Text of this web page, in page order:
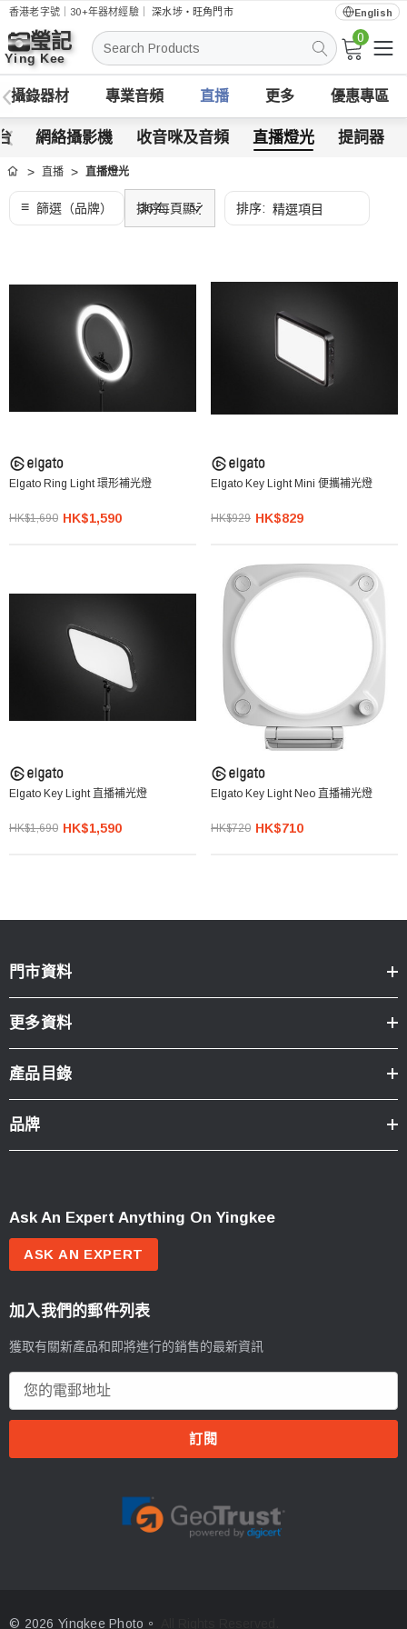
香港老字號｜30+年器材經驗｜深水埗・旺角門市 English
搜
索
0
攝錄器材 專業音頻 直播 更多 優惠專區
網絡攝影機 收音咪及音頻 直播燈光 提詞器
首頁 直播 直播燈光
Elgato Ring Light 環形補光燈
HK$1,690 HK$1,590
Elgato Key Light Mini 便攜補光燈
HK$929 HK$829
Elgato Key Light 直播補光燈
HK$1,690 HK$1,590
Elgato Key Light Neo 直播補光燈
HK$720 HK$710
門市資料
更多資料
產品目錄
品牌
Ask An Expert Anything On Yingkee
ASK AN EXPERT
加入我們的郵件列表
獲取有關新產品和即將進行的銷售的最新資訊
郵
© 2026 Yingkee Photo。